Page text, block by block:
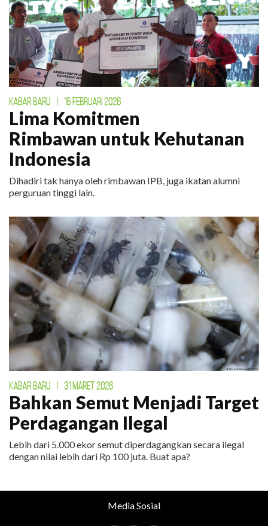
KABAR BARU 16 FEBRUARI 2026
Lima Komitmen
Rimbawan untuk Kehutanan
Indonesia
Dihadiri tak hanya oleh rimbawan IPB, juga ikatan alumni
perguruan tinggi lain.
KABAR BARU 31 MARET 2026
Bahkan Semut Menjadi Target
Perdagangan Ilegal
Lebih dari 5.000 ekor semut diperdagangkan secara ilegal
dengan nilai lebih dari Rp 100 juta. Buat apa?
Media Sosial